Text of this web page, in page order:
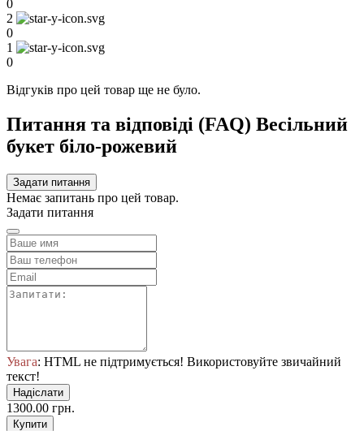
0
2
0
1
0
Відгуків про цей товар ще не було.
Питання та відповіді (FAQ) Весільний
букет біло-рожевий
Задати питання
Немає запитань про цей товар.
Задати питання
Увага: HTML не підтримується! Використовуйте звичайний
текст!
Надіслати
1300.00 грн.
Купити